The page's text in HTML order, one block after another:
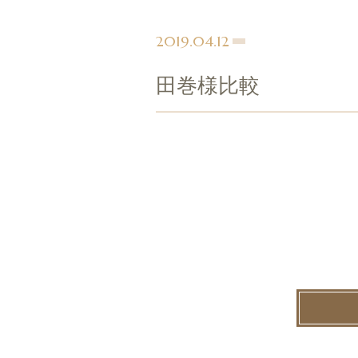
2019.04.12
田巻様比較